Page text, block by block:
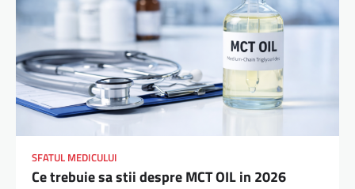
SFATUL MEDICULUI
Ce trebuie sa stii despre MCT OIL in 2026